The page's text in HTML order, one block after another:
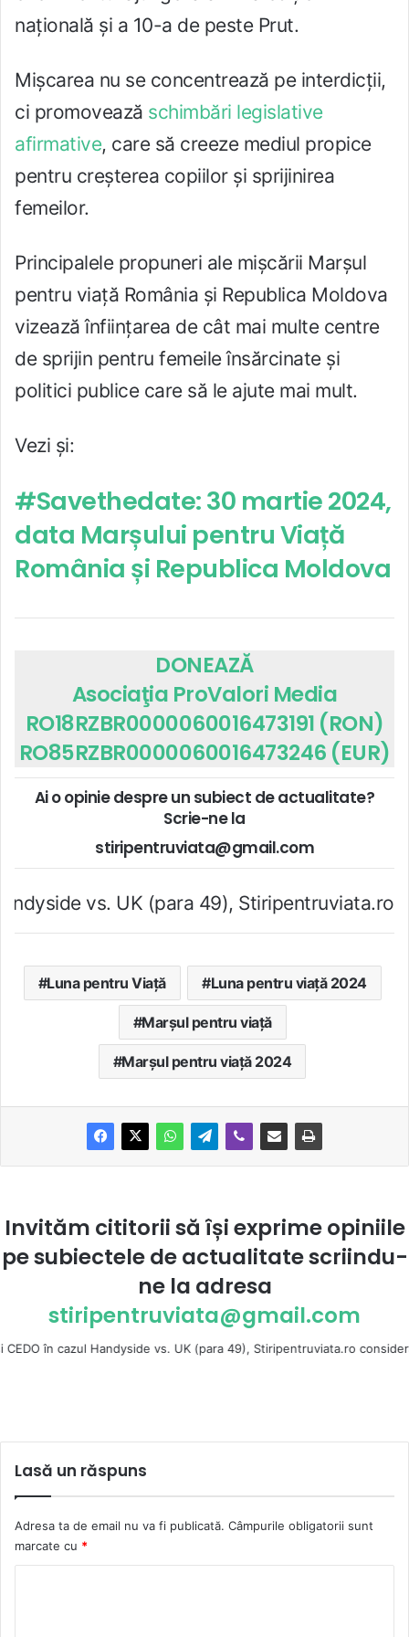
națională și a 10-a de peste Prut.
Mișcarea nu se concentrează pe interdicții,
ci promovează schimbări legislative
afirmative, care să creeze mediul propice
pentru creșterea copiilor și sprijinirea
femeilor.
Principalele propuneri ale mișcării Marșul
pentru viață România și Republica Moldova
vizează înființarea de cât mai multe centre
de sprijin pentru femeile însărcinate și
politici publice care să le ajute mai mult.
Vezi și:
#Savethedate: 30 martie 2024,
data Marșului pentru Viață
România și Republica Moldova
DONEAZĂ
Asociaţia ProValori Media
RO18RZBR0000060016473191 (RON)
RO85RZBR0000060016473246 (EUR)
Ai o opinie despre un subiect de actualitate?
Scrie-ne la
stiripentruviata@gmail.com
UK (para 49), Stiripentruviata.ro
Luna pentru Viață Luna pentru viață 2024
Marșul pentru viață
Marșul pentru viață 2024
Invităm cititorii să își exprime opiniile
pe subiectele de actualitate scriindu-
ne la adresa
stiripentruviata@gmail.com
Handyside vs. UK (para 49), Stiripentruviata.ro consideră că
Lasă un răspuns
Adresa ta de email nu va fi publicată. Câmpurile obligatorii sunt
marcate cu *